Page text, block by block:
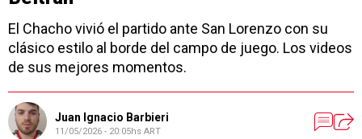
El Chacho vivió el partido ante San Lorenzo con su
clásico estilo al borde del campo de juego. Los videos
de sus mejores momentos.
Juan Ignacio Barbieri
11/05/2026 - 20:05hs ART